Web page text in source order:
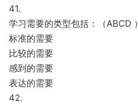
41.
学习需要的类型包括：（ABCD ）
标准的需要
比较的需要
感到的需要
表达的需要
42.